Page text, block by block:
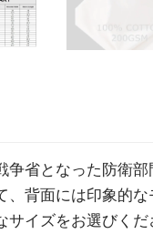
省となった防衛
背面には印象的
イズをお選びくだ